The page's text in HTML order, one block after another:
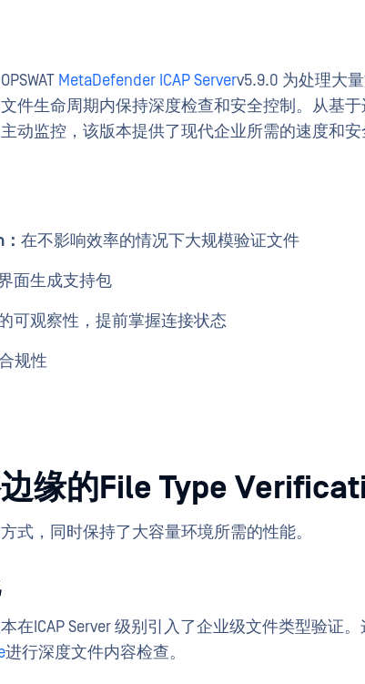
MetaDefender ICAP Serverv5.9.0 为处理大
件生命周期内保持深度检查和安全控制。从基于
动监控，该版本提供了现代企业所需的速度和安
在不影响效率的情况下大规模验证文件
面生成支持包
可观察性，提前掌握连接状态
规性
缘的File Type
式，同时保持了大容量环境所需的性能。
在ICAP Server 级别引入了企业级文件类型验证。
进行深度文件内容检查。